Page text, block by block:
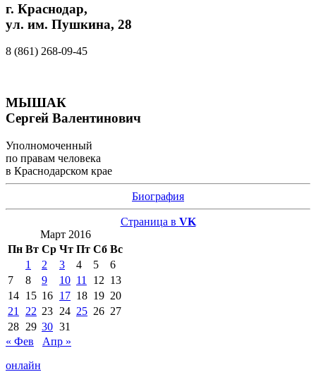
г. Краснодар,
ул. им. Пушкина, 28
8 (861) 268-09-45
МЫШАК
Сергей Валентинович
Уполномоченный
по правам человека
в Краснодарском крае
Биография
Страница в VK
Март 2016
Пн Вт Ср Чт Пт Сб Вс
1
2 3 4 5
6
7
8 9 10 11 12 13
14 15 16 17 18 19 20
21
22 23 24 25 26 27
28 29 30 31
« Фев
Апр »
онлайн